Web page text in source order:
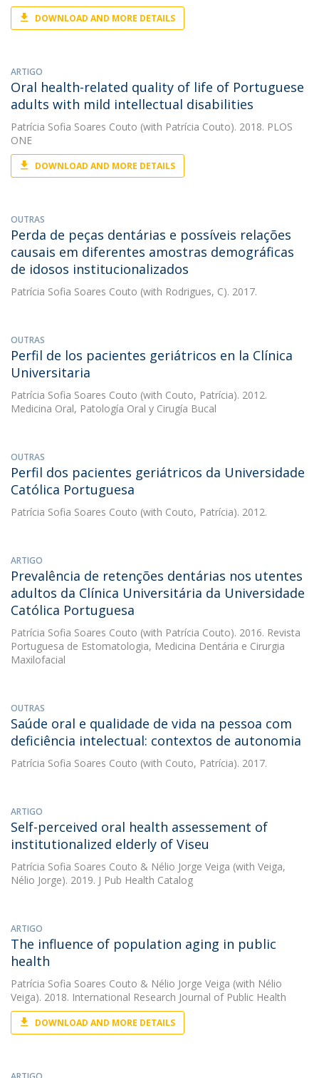
DOWNLOAD AND MORE DETAILS
ARTIGO
Oral health-related quality of life of Portuguese
adults with mild intellectual disabilities
Patrícia Sofia Soares Couto (with Patrícia Couto). 2018. PLOS
ONE
DOWNLOAD AND MORE DETAILS
OUTRAS
Perda de peças dentárias e possíveis relações
causais em diferentes amostras demográficas
de idosos institucionalizados
Patrícia Sofia Soares Couto (with Rodrigues, C). 2017.
OUTRAS
Perfil de los pacientes geriátricos en la Clínica
Universitaria
Patrícia Sofia Soares Couto (with Couto, Patrícia). 2012.
Medicina Oral, Patología Oral y Cirugía Bucal
OUTRAS
Perfil dos pacientes geriátricos da Universidade
Católica Portuguesa
Patrícia Sofia Soares Couto (with Couto, Patrícia). 2012.
ARTIGO
Prevalência de retenções dentárias nos utentes
adultos da Clínica Universitária da Universidade
Católica Portuguesa
Patrícia Sofia Soares Couto (with Patrícia Couto). 2016. Revista
Portuguesa de Estomatologia, Medicina Dentária e Cirurgia
Maxilofacial
OUTRAS
Saúde oral e qualidade de vida na pessoa com
deficiência intelectual: contextos de autonomia
Patrícia Sofia Soares Couto (with Couto, Patrícia). 2017.
ARTIGO
Self-perceived oral health assessement of
institutionalized elderly of Viseu
Patrícia Sofia Soares Couto & Nélio Jorge Veiga (with Veiga,
Nélio Jorge). 2019. J Pub Health Catalog
ARTIGO
The influence of population aging in public
health
Patrícia Sofia Soares Couto & Nélio Jorge Veiga (with Nélio
Veiga). 2018. International Research Journal of Public Health
DOWNLOAD AND MORE DETAILS